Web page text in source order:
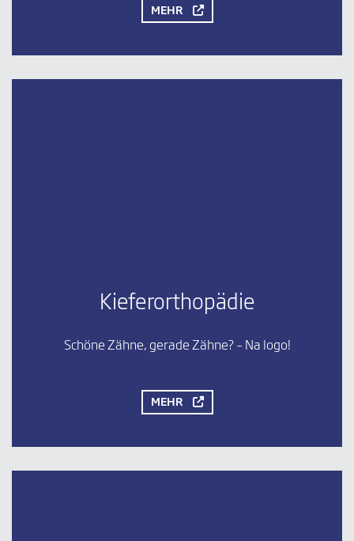
MEHR
Kieferorthopädie
Schöne Zähne, gerade Zähne? – Na logo!
MEHR